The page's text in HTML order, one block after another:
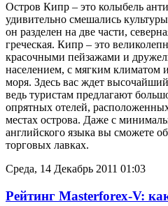
Остров Кипр – это колыбель
удивительно смешались
он разделен на две части,
греческая. Кипр – это
красочными пейзажами и
населением, с мягким климатом
моря. Здесь вас ждет
ведь туристам предлагают
опрятных отелей,
местах острова. Даже с
английского языка вы сможете
торговых лавках.
Среда, 14 Декабрь 2011 01:03
Рейтинг Masterforex-V: